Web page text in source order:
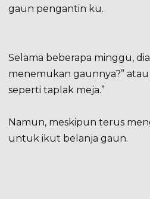
gaun pengantin ku.
Selama beberapa minggu,
menemukan gaunnya?”
seperti taplak meja.”
Namun, meskipun terus
untuk ikut belanja gaun.